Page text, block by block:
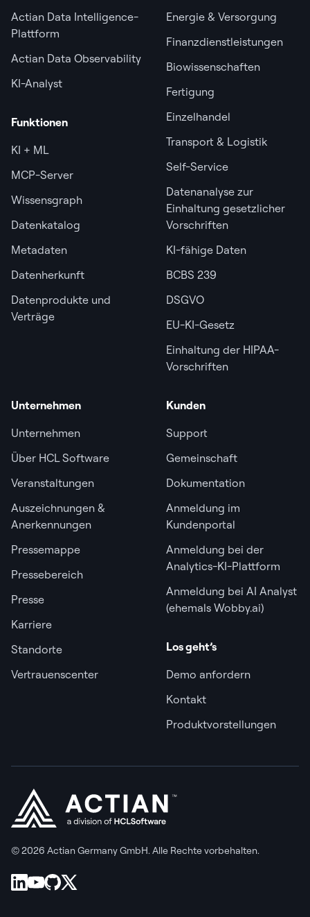
Actian Data Intelligence-
Plattform
Actian Data Observability
KI-Analyst
Funktionen
KI + ML
MCP-Server
Wissensgraph
Datenkatalog
Metadaten
Datenherkunft
Datenprodukte und
Verträge
Energie & Versorgung
Finanzdienstleistungen
Biowissenschaften
Fertigung
Einzelhandel
Transport & Logistik
Self-Service
Datenanalyse zur
Einhaltung gesetzlicher
Vorschriften
KI-fähige Daten
BCBS 239
DSGVO
EU-KI-Gesetz
Einhaltung der HIPAA-
Vorschriften
Unternehmen
Unternehmen
Über HCL Software
Veranstaltungen
Auszeichnungen &
Anerkennungen
Pressemappe
Pressebereich
Presse
Karriere
Standorte
Vertrauenscenter
Kunden
Support
Gemeinschaft
Dokumentation
Anmeldung im
Kundenportal
Anmeldung bei der
Analytics-KI-Plattform
Anmeldung bei AI Analyst
(ehemals Wobby.ai)
Los geht’s
Demo anfordern
Kontakt
Produktvorstellungen
© 2026 Actian Germany GmbH. Alle Rechte vorbehalten.